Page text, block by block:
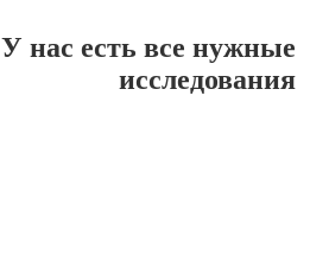
У нас есть все нужные
исследования